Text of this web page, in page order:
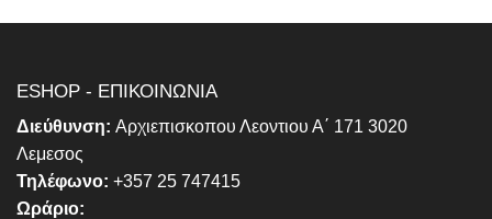
ESHOP - ΕΠΙΚΟΙΝΩΝΙΑ
Διεύθυνση: Αρχιεπισκοπου Λεοντιου Α΄ 171 3020
Λεμεσος
Τηλέφωνο: +357 25 747415
Ωράριο: